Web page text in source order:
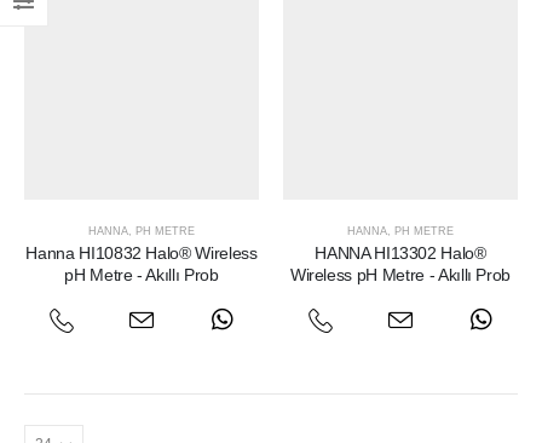
HANNA PH METRE
Hanna HI10832 Halo® Wireless
pH Metre - Akıllı Prob
HANNA PH METRE
HANNA HI13302 Halo®
Wireless pH Metre - Akıllı Prob